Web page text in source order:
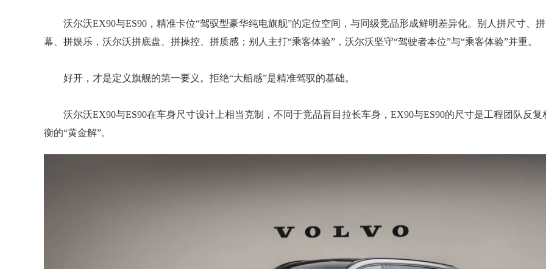
沃尔沃EX90与ES90，精准卡位“驾驭型豪华纯电旗舰”的定位空间，与同级竞品形成鲜明差异化。别人拼尺寸、
幕、拼娱乐，沃尔沃拼底盘、拼操控、拼质感；别人主打“乘客体验”，沃尔沃坚守“驾驶者本位”与“乘客体验”并重。
好开，才是定义旗舰的第一要义。拒绝“大船感”是精准驾驭的基础。
沃尔沃EX90与ES90在车身尺寸设计上相当克制，不同于竞品盲目拉长车身，EX90与ES90的尺寸是工程团队反复
衡的“黄金解”。